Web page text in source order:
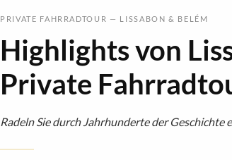
PRIVATE FAHRRADTOUR — LISSABON & BELÉM
Highlights von
Private
Radeln Sie durch Jahrhunderte der Geschichte